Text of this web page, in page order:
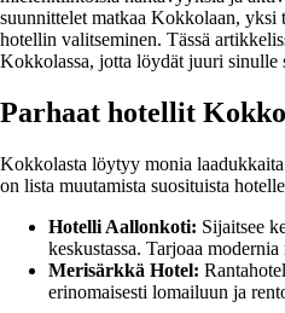
suunnittelet matkaa Kokkolaan, yksi
hotellin valitseminen. Tässä
Kokkolassa, jotta löydät juuri sinulle
Parhaat hotellit
Kokkolasta löytyy monia
on lista muutamista suosituista
Hotelli Aallonkoti: Sijaitsee
keskustassa. Tarjoaa
Merisärkkä Hotel:
erinomaisesti lomailuun ja